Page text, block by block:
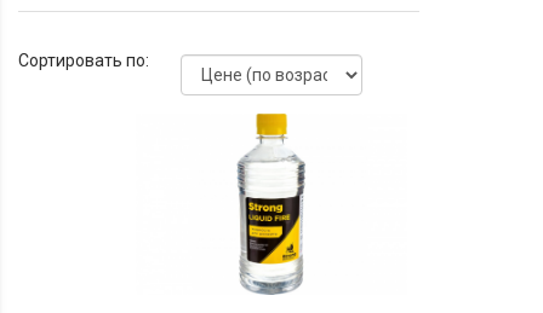
Сортировать по: